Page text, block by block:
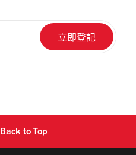
Back to Top